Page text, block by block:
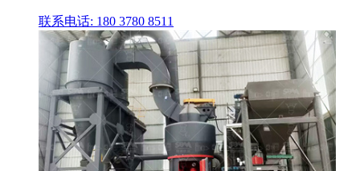
联系电话: 180 3780 8511